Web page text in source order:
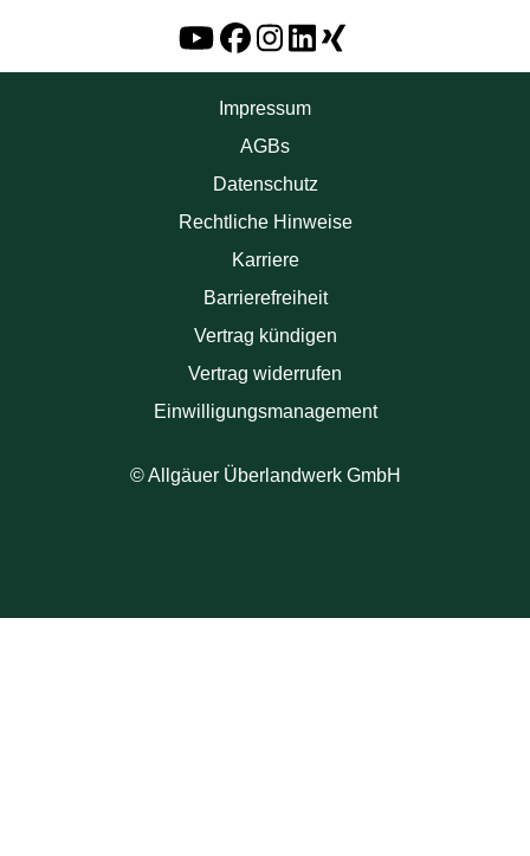
Impressum
AGBs
Datenschutz
Rechtliche Hinweise
Karriere
Barrierefreiheit
Vertrag kündigen
Vertrag widerrufen
Einwilligungsmanagement
© Allgäuer Überlandwerk GmbH